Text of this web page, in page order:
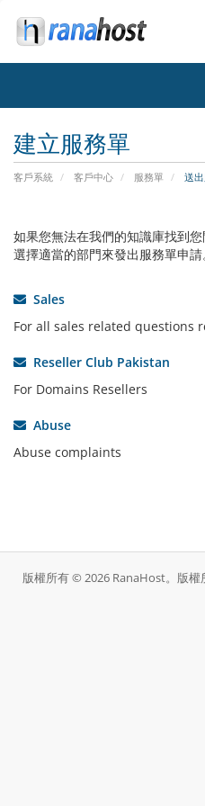
建立服務單
客戶系統 客戶中心 服務單 送
如果您無法在我們的知識庫找到
選擇適當的部門來發出服務單申請
Sales
For all sales related questions
Reseller Club Pakistan
For Domains Resellers
Abuse
Abuse complaints
版權所有 © 2026 RanaHost。版權